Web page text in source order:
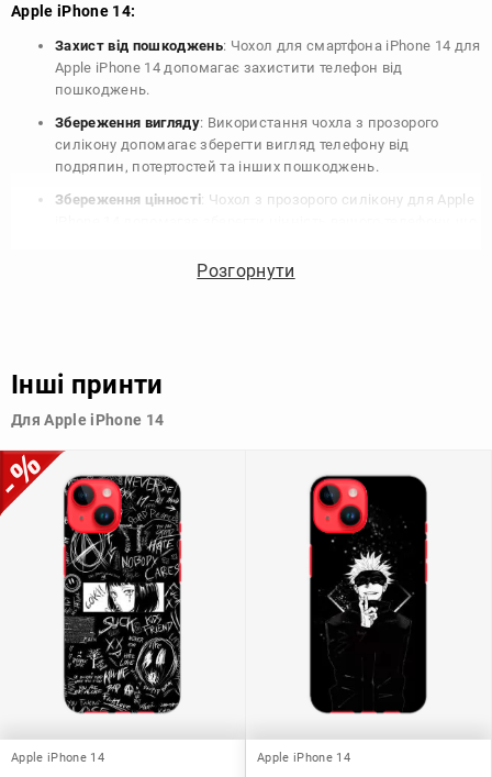
Apple iPhone 14:
Захист від пошкоджень: Чохол для смартфона iPhone 14 для
Apple iPhone 14 допомагає захистити телефон від
пошкоджень.
Збереження вигляду: Використання чохла з прозорого
силікону допомагає зберегти вигляд телефону від
подряпин, потертостей та інших пошкоджень.
Збереження цінності: Чохол з прозорого силікону для Apple
пристрій в майбутньому.
Узагалі, чохол для телефону - це дуже корисний аксесуар, який
допомагає захистити ваш пристрій, зберегти його цінність і
Розгорнути
Інші принти
Для Apple iPhone 14
Apple iPhone 14 Apple iPhone 14